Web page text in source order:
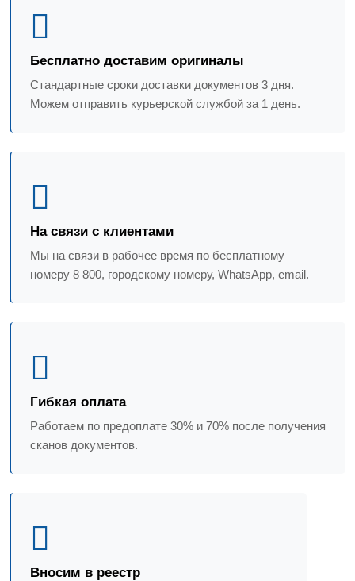
Бесплатно доставим оригиналы
Стандартные сроки доставки документов 3 дня.
Можем отправить курьерской службой за 1 день.
На связи с клиентами
Мы на связи в рабочее время по бесплатному
номеру 8 800, городскому номеру, WhatsApp, email.
Гибкая оплата
Работаем по предоплате 30% и 70% после получения
сканов документов.
Вносим в реестр